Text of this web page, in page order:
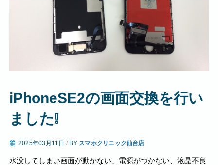
iPhoneSE2の画面交換を行い
ました❕
2025年03月11日 / BY スマホクリニック仙台店
水没してしまい画面が動かない、電源がつかない、液晶不良